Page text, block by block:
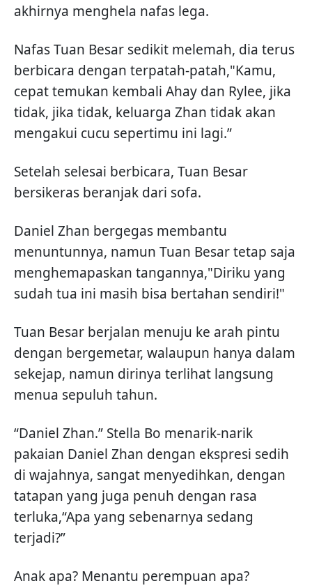
akhirnya menghela nafas lega.
Nafas Tuan Besar sedikit melemah, dia terus
berbicara dengan terpatah-patah,"Kamu,
cepat temukan kembali Ahay dan Rylee, jika
tidak, jika tidak, keluarga Zhan tidak akan
mengakui cucu sepertimu ini lagi.”
Setelah selesai berbicara, Tuan Besar
bersikeras beranjak dari sofa.
Daniel Zhan bergegas membantu
menuntunnya, namun Tuan Besar tetap saja
menghemapaskan tangannya,"Diriku yang
sudah tua ini masih bisa bertahan sendiri!"
Tuan Besar berjalan menuju ke arah pintu
dengan bergemetar, walaupun hanya dalam
sekejap, namun dirinya terlihat langsung
menua sepuluh tahun.
“Daniel Zhan.” Stella Bo menarik-narik
pakaian Daniel Zhan dengan ekspresi sedih
di wajahnya, sangat menyedihkan, dengan
tatapan yang juga penuh dengan rasa
terluka,“Apa yang sebenarnya sedang
terjadi?”
Anak apa? Menantu perempuan apa?